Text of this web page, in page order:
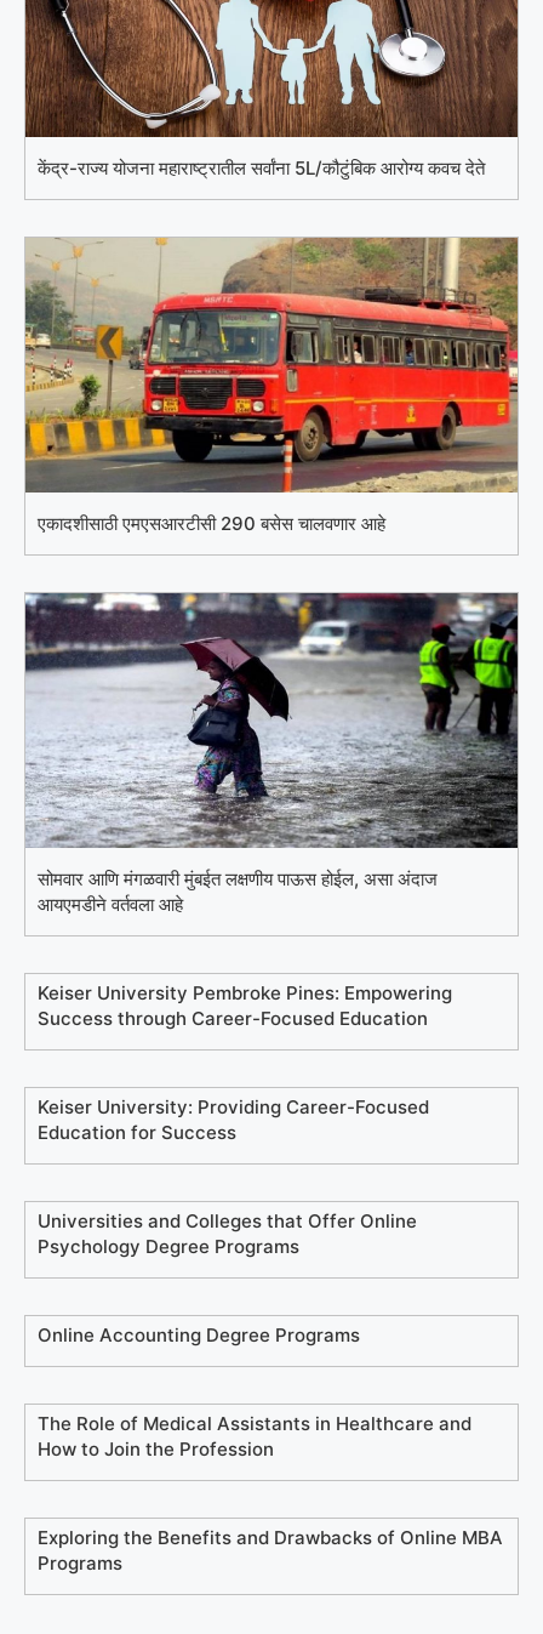
केंद्र-राज्य योजना महाराष्ट्रातील सर्वांना 5L/कौटुंबिक आरोग्य कवच देते
एकादशीसाठी एमएसआरटीसी 290 बसेस चालवणार आहे
सोमवार आणि मंगळवारी मुंबईत लक्षणीय पाऊस होईल, असा अंदाज
आयएमडीने वर्तवला आहे
Keiser University Pembroke Pines: Empowering
Success through Career-Focused Education
Keiser University: Providing Career-Focused
Education for Success
Universities and Colleges that Offer Online
Psychology Degree Programs
Online Accounting Degree Programs
The Role of Medical Assistants in Healthcare and
How to Join the Profession
Exploring the Benefits and Drawbacks of Online MBA
Programs